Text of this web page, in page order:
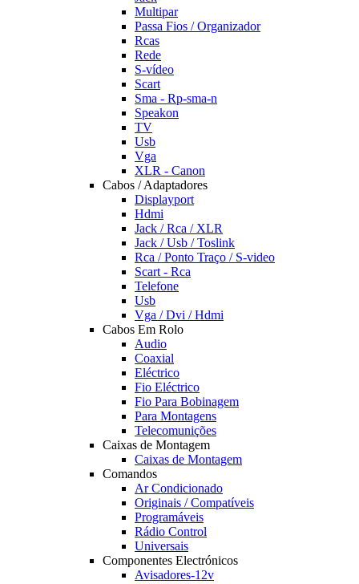
Multipar
Passa Fios / Organizador
Rcas
Rede
S-vídeo
Scart
Sma - Rp-sma-n
Speakon
TV
Usb
Vga
XLR - Canon
Cabos / Adaptadores
Displayport
Hdmi
Jack / Rca / XLR
Jack / Usb / Toslink
Rca / Ponto Traço / S-video
Scart - Rca
Telefone
Usb
Vga / Dvi / Hdmi
Cabos Em Rolo
Audio
Coaxial
Eléctrico
Fio Eléctrico
Fio Para Bobinagem
Para Montagens
Telecomunições
Caixas de Montagem
Caixas de Montagem
Comandos
Ar Condicionado
Originais / Compatíveis
Programáveis
Rádio Control
Universais
Componentes Electrónicos
Avisadores-12v